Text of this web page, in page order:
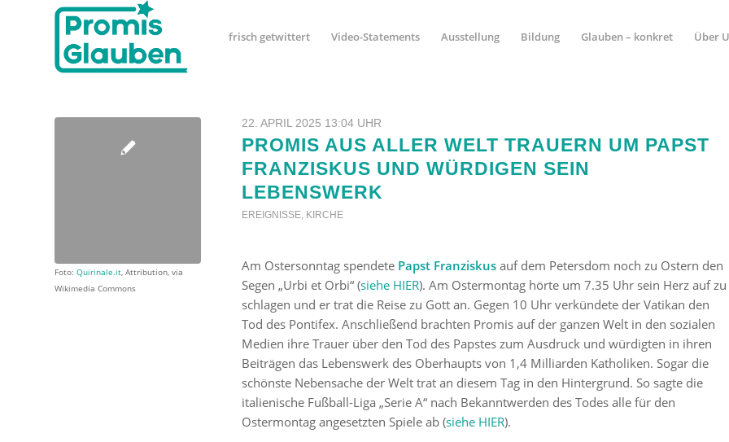
frisch getwittert Video-Statements Ausstellung Bildung Glauben – konkret Über
Foto: Quirinale.it, Attribution, via
Wikimedia Commons
22. APRIL 2025 13:04 UHR
PROMIS AUS ALLER WELT TRAUERN UM PAPST
FRANZISKUS UND WÜRDIGEN SEIN
LEBENSWERK
EREIGNISSE, KIRCHE
Am Ostersonntag spendete Papst Franziskus auf dem Petersdom noch zu Ostern den
Segen „Urbi et Orbi“ (siehe HIER). Am Ostermontag hörte um 7.35 Uhr sein Herz auf zu
schlagen und er trat die Reise zu Gott an. Gegen 10 Uhr verkündete der Vatikan den
Tod des Pontifex. Anschließend brachten Promis auf der ganzen Welt in den sozialen
Medien ihre Trauer über den Tod des Papstes zum Ausdruck und würdigten in ihren
Beiträgen das Lebenswerk des Oberhaupts von 1,4 Milliarden Katholiken. Sogar die
schönste Nebensache der Welt trat an diesem Tag in den Hintergrund. So sagte die
italienische Fußball-Liga „Serie A“ nach Bekanntwerden des Todes alle für den
Ostermontag angesetzten Spiele ab (siehe HIER).